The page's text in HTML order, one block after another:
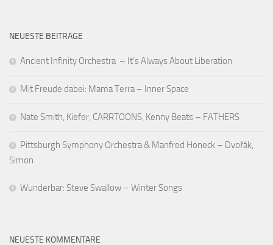
NEUESTE BEITRÄGE
Ancient Infinity Orchestra – It’s Always About Liberation
Mit Freude dabei: Mama Terra – Inner Space
Nate Smith, Kiefer, CARRTOONS, Kenny Beats – FATHERS
Pittsburgh Symphony Orchestra & Manfred Honeck – Dvořák,
Simon
Wunderbar: Steve Swallow – Winter Songs
NEUESTE KOMMENTARE